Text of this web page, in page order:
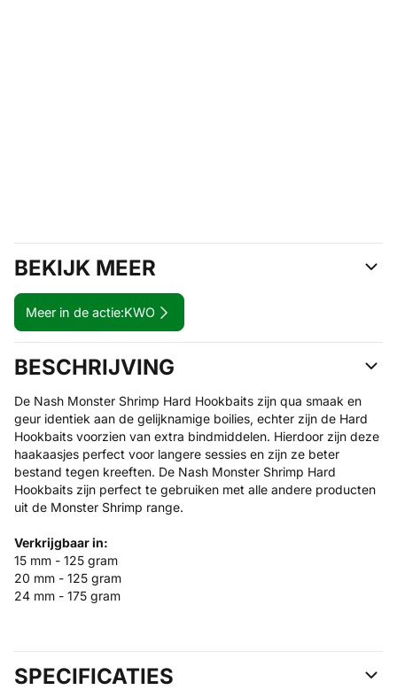
BEKIJK MEER
Meer in de actie:KWO
BESCHRIJVING
De Nash Monster Shrimp Hard Hookbaits zijn qua smaak en
geur identiek aan de gelijknamige boilies, echter zijn de Hard
Hookbaits voorzien van extra bindmiddelen. Hierdoor zijn deze
haakaasjes perfect voor langere sessies en zijn ze beter
bestand tegen kreeften. De Nash Monster Shrimp Hard
Hookbaits zijn perfect te gebruiken met alle andere producten
uit de Monster Shrimp range.
Verkrijgbaar in:
15 mm - 125 gram
20 mm - 125 gram
24 mm - 175 gram
SPECIFICATIES